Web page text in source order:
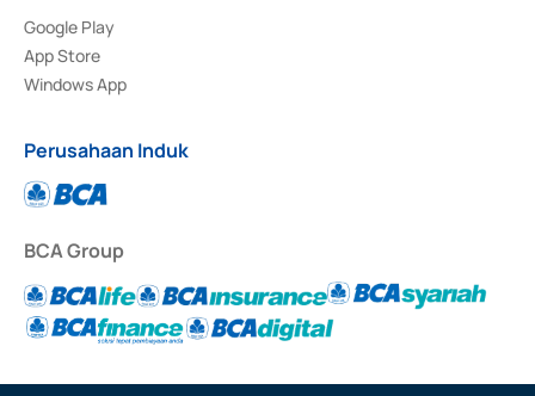
Google Play
App Store
Windows App
Perusahaan Induk
BCA Group